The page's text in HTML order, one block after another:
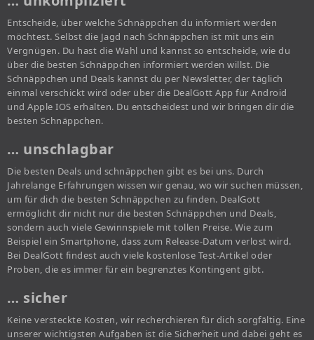
Entscheide, über welche Schnäppchen du informiert werden
möchtest. Selbst die Jagd nach Schnäppchen ist mit uns ein
Vergnügen. Du hast die Wahl und kannst so entscheide, wie du
über die besten Schnäppchen informiert werden willst. Die
Schnäppchen und Deals kannst du per Newsletter, der täglich
einmal verschickt wird oder über die DealGott App für Android
und Apple IOS erhalten. Du entscheidest und wir bringen dir die
besten Schnäppchen.
… unschlagbar
Die besten Deals und schnäppchen gibt es bei uns. Durch
Jahrelange Erfahrungen wissen wir genau, wo wir suchen müssen,
um für dich die besten Schnäppchen zu finden. DealGott
ermöglicht dir nicht nur die besten Schnäppchen und Deals,
sondern auch viele Gewinnspiele mit tollen Preise. Wie zum
Beispiel ein Smartphone, dass zum Release-Datum verlost wird.
Bei DealGott findest auch viele kostenlose Test-Artikel oder
Proben, die es immer für ein begrenztes Kontingent gibt.
… sicher
Keine versteckte Kosten, wir recherchieren für dich sorgfältig. Eine
unserer wichtigsten Aufgaben ist die Sicherheit und dabei geht es